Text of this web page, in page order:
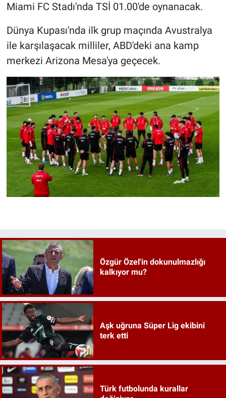
Miami FC Stadı'nda TSİ 01.00'de oynanacak.
Dünya Kupası'nda ilk grup maçında Avustralya
ile karşılaşacak milliler, ABD'deki ana kamp
merkezi Arizona Mesa'ya geçecek.
Özgür Özel'in dokunulmazlığı
kalkıyor mu?
Aşk uğruna Süper Lig ekibini
terk etti
Türk futbolunda kurallar